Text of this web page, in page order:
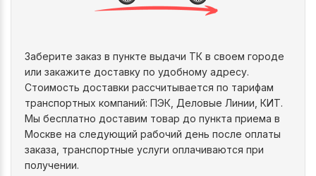
Заберите заказ в пункте выдачи ТК в своем городе
или закажите доставку по удобному адресу.
Стоимость доставки рассчитывается по тарифам
транспортных компаний: ПЭК, Деловые Линии, КИТ.
Мы бесплатно доставим товар до пункта приема в
Москве на следующий рабочий день после оплаты
заказа, транспортные услуги оплачиваются при
получении.